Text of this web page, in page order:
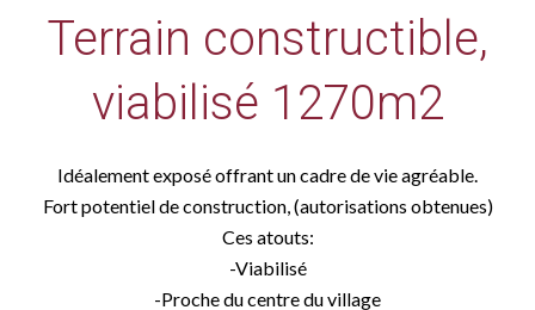
Terrain constructible,
viabilisé 1270m2
Idéalement exposé offrant un cadre de vie agréable.
Fort potentiel de construction, (autorisations obtenues)
Ces atouts:
-Viabilisé
-Proche du centre du village